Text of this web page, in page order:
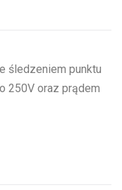
śledzeniem punktu
250V oraz prądem